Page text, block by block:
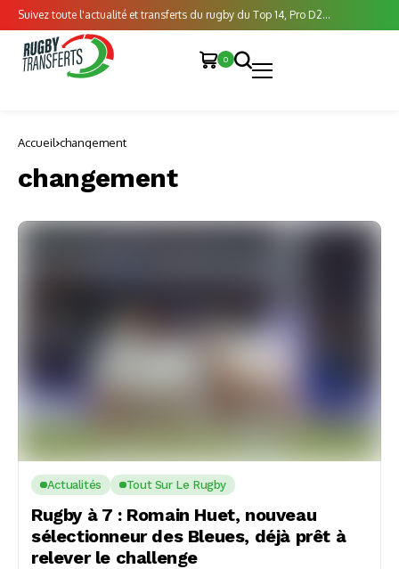
Suivez toute l'actualité et transferts du rugby du Top 14, Pro D2...
0
Accueil changement
changement
Actualités Tout Sur Le Rugby
Rugby à 7 : Romain Huet, nouveau
sélectionneur des Bleues, déjà prêt à
relever le challenge